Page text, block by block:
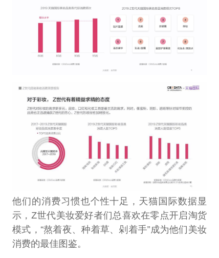
他们的消费习惯也个性十足，天猫国际数据显
示，Z世代美妆爱好者们总喜欢在零点开启淘货
模式，“熬着夜、种着草、剁着手”成为他们美妆
消费的最佳图鉴。